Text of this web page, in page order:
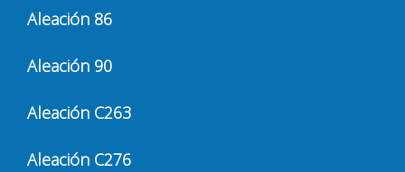
Aleación 86
Aleación 90
Aleación C263
Aleación C276